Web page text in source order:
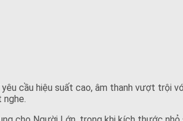
cầu hiệu suất cao, âm thanh vượt trội